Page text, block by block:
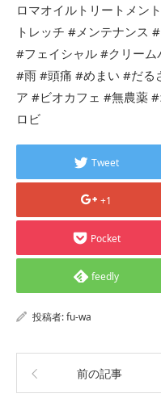
ロマオイルトリートメン
トレッチ #メンテナンス
#フェイシャル #クリー
#雨 #頭痛 #めまい #だる
ア #ビオカフェ #無農薬
ロビ
Tweet
+1
Pocket
feedly
投稿者:fu-wa
前の記事